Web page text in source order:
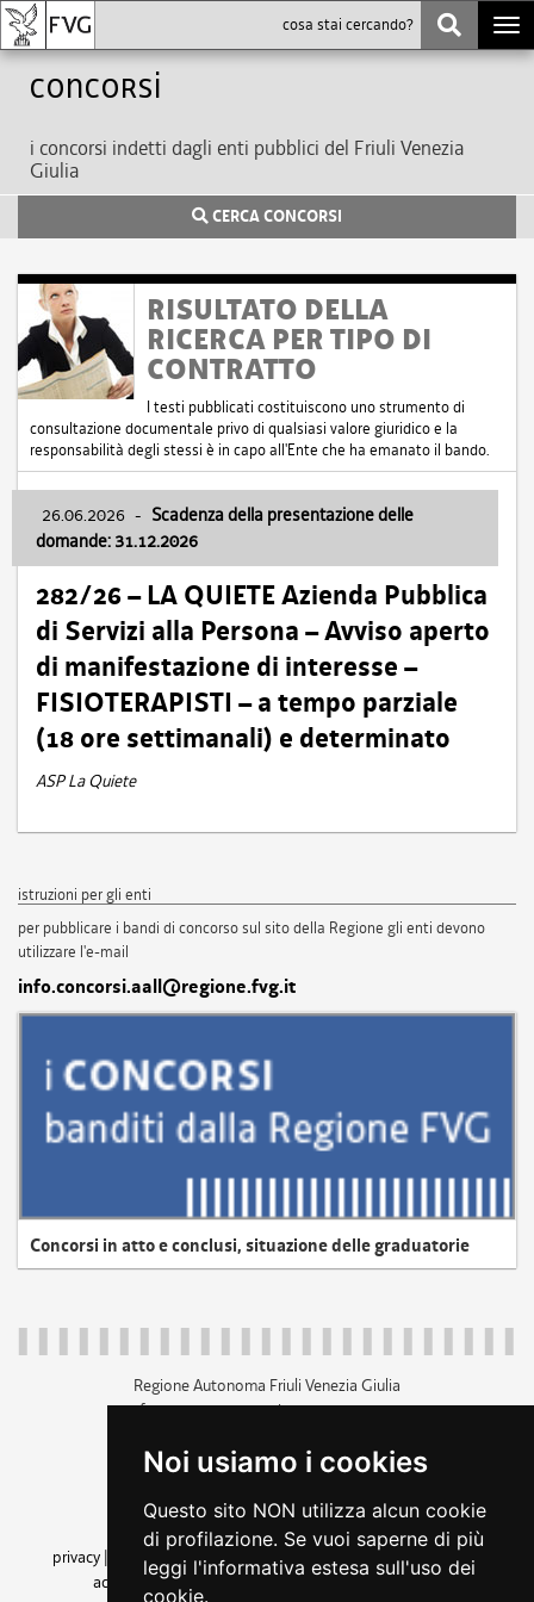
Noi usiamo i cookies
Questo sito NON utilizza alcun cookie
di profilazione. Se vuoi saperne di più
leggi l'informativa estesa sull'uso dei
cookie.
Concorsi
i concorsi indetti dagli enti pubblici del Friuli Venezia
Giulia
CERCA CONCORSI
RISULTATO DELLA
RICERCA PER TIPO DI
CONTRATTO
I testi pubblicati costituiscono uno strumento di
consultazione documentale privo di qualsiasi valore giuridico e la
responsabilità degli stessi è in capo all'Ente che ha emanato il bando.
26.06.2026 - Scadenza della presentazione delle
domande: 31.12.2026
282/26 – LA QUIETE Azienda Pubblica
di Servizi alla Persona – Avviso aperto
di manifestazione di interesse –
FISIOTERAPISTI – a tempo parziale
(18 ore settimanali) e determinato
ASP La Quiete
istruzioni per gli enti
per pubblicare i bandi di concorso sul sito della Regione gli enti devono
utilizzare l'e-mail
info.concorsi.aall@regione.fvg.it
Concorsi in atto e conclusi, situazione delle graduatorie
Regione Autonoma Friuli Venezia Giulia
c.f. 80014930327; p.iva 00526040324
+39 040 3771111
amministrazione trasparente
privacy
cookie |note legali accessibilità
dichiarazione di
accessibilità| feedback cambio preferenze cookie